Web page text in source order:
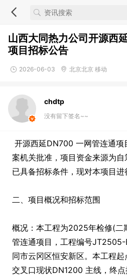
山西大同热力公司开源西
项目招标公告
2026-06-03 北京北京 移动
chdtp
没有留下签名~~
开源西延DN700 一网管连通
案机关批准，项目资金来源为自
已具备招标条件，现对本项目进
二、项目概况和招标范围
概况：本工程为2025年检修(二
管连通项目，工程编号JT2505-
同市云冈区恒安新区。本工程
交叉口现状DN1200 主线，终